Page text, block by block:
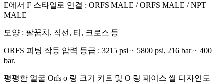
E에서 F 스타일로 연결 : ORFS MALE / ORFS MALE / NPT
MALE
모양 : 팔꿈치, 직선, 티, 크로스 등
ORFS 피팅 작동 압력 등급 : 3215 psi ~ 5800 psi, 216 bar ~ 400
bar.
평평한 얼굴 Orfs o 링 크기 키트 및 O 링 페이스 씰 디자인도